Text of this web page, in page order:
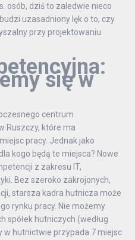
osób, dziś to zaledwie nieco
uzasadniony lęk o to, czy
przy projektowaniu
się w
centrum
Ruszczy, które ma
pracy. Jednak jako
kogo będą te miejsca? Nowe
z zakresu IT,
Bez szeroko zakrojonych,
starsza kadra hutnicza może
rynku pracy. Nie możemy
spółek hutniczych (według
w hutnictwie przypada 7 miejsc